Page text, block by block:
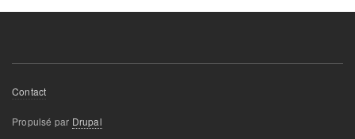
Footer
menu
Contact
Propulsé par Drupal